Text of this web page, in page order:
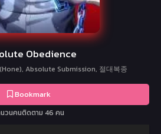
Obedience
Absolute Submission, 절대복종
Bookmark
นวนคนติดตาม 46 คน